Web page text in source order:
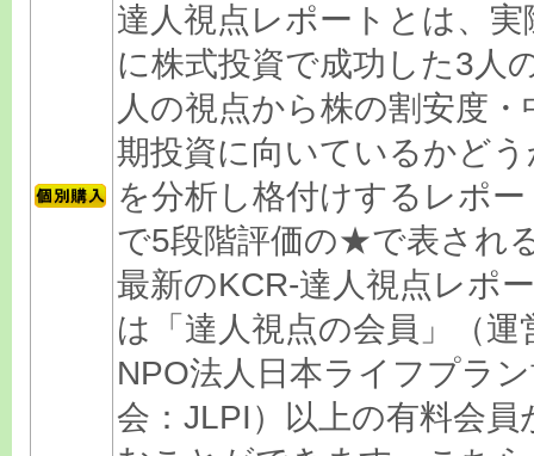
達人視点レポートとは、実
に株式投資で成功した3人
人の視点から株の割安度・
期投資に向いているかど
を分析し格付けするレポー
で5段階評価の★で表され
最新のKCR-達人視点レポ
は「達人視点の会員」（運
NPO法人日本ライフプラ
会：JLPI）以上の有料会員